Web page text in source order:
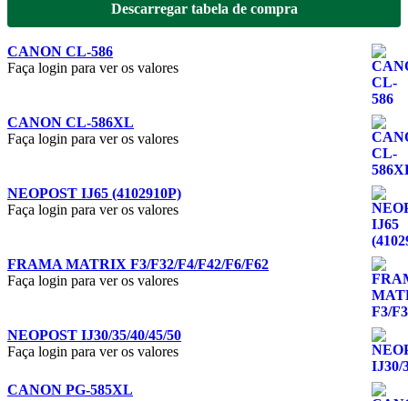
Descarregar tabela de compra
CANON CL-586
Faça login para ver os valores
CANON CL-586XL
Faça login para ver os valores
NEOPOST IJ65 (4102910P)
Faça login para ver os valores
FRAMA MATRIX F3/F32/F4/F42/F6/F62
Faça login para ver os valores
NEOPOST IJ30/35/40/45/50
Faça login para ver os valores
CANON PG-585XL